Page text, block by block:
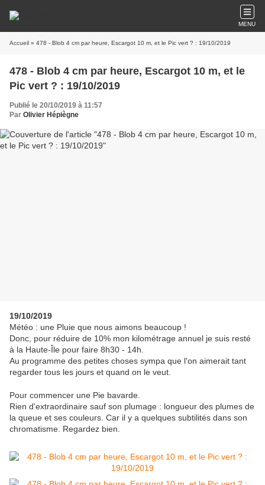
MENU
Accueil » 478 - Blob 4 cm par heure, Escargot 10 m, et le Pic vert ? : 19/10/2019
478 - Blob 4 cm par heure, Escargot 10 m, et le
Pic vert ? : 19/10/2019
Publié le 20/10/2019 à 11:57
Par Olivier Hépiègne
19/10/2019
Météo : une Pluie que nous aimons beaucoup !
Donc, pour réduire de 10% mon kilométrage annuel je suis resté
à la Haute-Île pour faire 8h30 - 14h.
Au programme des petites choses sympa que l'on aimerait tant
regarder tous les jours et quand on le veut.
Pour commencer une Pie bavarde.
Rien d'extraordinaire sauf son plumage : longueur des plumes de
la queue et ses couleurs. Car il y a quelques subtilités dans son
chromatisme. Regardez bien.